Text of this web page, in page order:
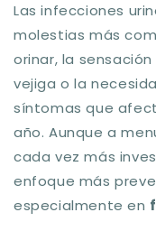
Las infecciones
molestias más
orinar, la
vejiga o la
síntomas que
año. Aunque a
cada vez más
enfoque más
especialmente en